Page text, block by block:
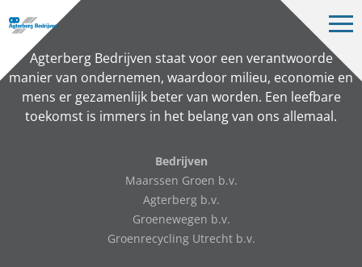
Bedrijven
Projecten
Over ons
Agterberg Bedrijven staat voor een verantwoorde
manier van ondernemen, waardoor milieu, economie en
mens er gezamenlijk beter van worden. Een leefbare
toekomst is immers in het belang van ons allemaal.
Bedrijven
Maarssen Groen b.v.
Agterberg b.v.
Groenewegen b.v.
Groenrecycling Utrecht b.v.